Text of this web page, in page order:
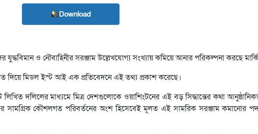
Download
ও নৌবাহিনীর সরঞ্জাম উল্লেখযোগ্য সংখ্যায় কমিয়ে আনার পরিকল্পনা করছে মার্কিন
দিয়ে মিডল ইস্ট আই এক প্রতিবেদনে এই তথ্য প্রকাশ করেছে।
দলিলের মাধ্যমে মিত্র দেশগুলোকে ওয়াশিংটনের এই বড় সিদ্ধান্তের কথা
সামগ্রিক কৌশলগত পরিবর্তনের অংশ হিসেবেই মূলত এই সামরিক সরঞ্জাম কমানোর